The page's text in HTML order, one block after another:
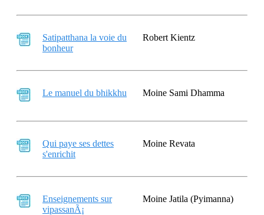
Satipatthana la voie du
bonheur
Robert Kientz
Le manuel du bhikkhu Moine Sami Dhamma
Qui paye ses dettes
s'enrichit
Moine Revata
Enseignements sur
vipassanÃ¡
Moine Jatila (Pyimanna)